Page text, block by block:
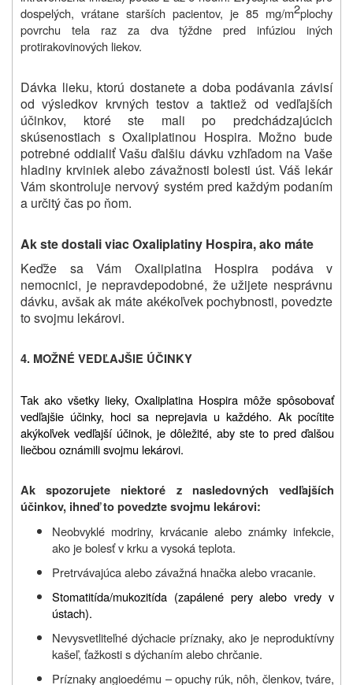
dospelých, vrátane starších pacientov, je 85 mg/m2plochy
povrchu tela raz za dva týždne pred infúziou iných
protirakovinových liekov.
Dávka lieku, ktorú dostanete a doba podávania závisí
od výsledkov krvných testov a taktiež od vedľajších
účinkov, ktoré ste mali po predchádzajúcich
skúsenostiach s Oxaliplatinou Hospira. Možno bude
potrebné oddialiť Vašu ďalšiu dávku vzhľadom na Vaše
hladiny krviniek alebo závažnosti bolesti úst. Váš lekár
Vám skontroluje nervový systém pred každým podaním
a určitý čas po ňom.
Ak ste dostali viac Oxaliplatiny Hospira, ako máte
Keďže sa Vám Oxaliplatina Hospira podáva v
nemocnici, je nepravdepodobné, že užijete nesprávnu
dávku, avšak ak máte akékoľvek pochybnosti, povedzte
to svojmu lekárovi.
4. MOŽNÉ VEDĽAJŠIE ÚČINKY
Tak ako všetky lieky, Oxaliplatina Hospira môže spôsobovať
vedľajšie účinky, hoci sa neprejavia u každého. Ak pocítite
akýkoľvek vedľajší účinok, je dôležité, aby ste to pred ďalšou
liečbou oznámili svojmu lekárovi.
Ak spozorujete niektoré z nasledovných vedľajších
účinkov, ihneď to povedzte svojmu lekárovi:
Neobvyklé modriny, krvácanie alebo známky infekcie,
ako je bolesť v krku a vysoká teplota.
Pretrvávajúca alebo závažná hnačka alebo vracanie.
Stomatitída/mukozitída (zapálené pery alebo vredy v
ústach).
Nevysvetliteľné dýchacie príznaky, ako je neproduktívny
kašeľ, ťažkosti s dýchaním alebo chrčanie.
Príznaky angioedému – opuchy rúk, nôh, členkov, tváre,